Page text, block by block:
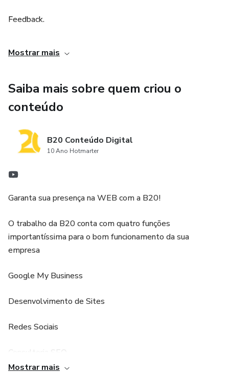
Feedback.
45 datas comemorativas abordadas;
182 páginas;
100 Imagens;
Dia Nacional do Selo
Dia Nacional dos Profissionais
Mostrar mais
Saiba mais sobre quem criou o
conteúdo
B20 Conteúdo Digital
10 Ano Hotmarter
Garanta sua presença na WEB com a B20!
O trabalho da B20 conta com quatro funções
importantíssima para o bom funcionamento da sua
empresa
Google My Business
Desenvolvimento de Sites
Redes Sociais
Consultoria SEO
Mostrar mais